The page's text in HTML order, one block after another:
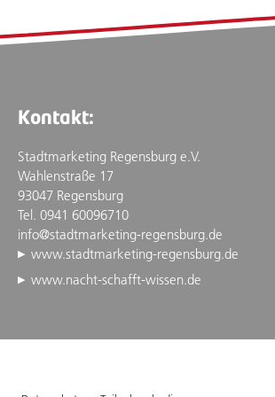
Kontakt:
Stadtmarketing Regensburg e.V.
Wahlenstraße 17
93047 Regensburg
Tel. 0941 60096710
info@stadtmarketing-regensburg.de
www.stadtmarketing-regensburg.de
www.nacht-schafft-wissen.de